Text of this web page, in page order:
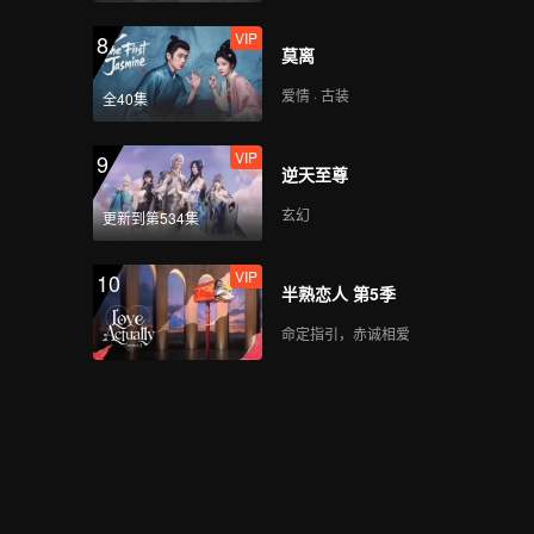
8
全40集
VIP
莫离
爱情 · 古装
9
更新到第534集
VIP
逆天至尊
玄幻
10 VIP
半熟恋人 第5季
命定指引，赤诚相爱